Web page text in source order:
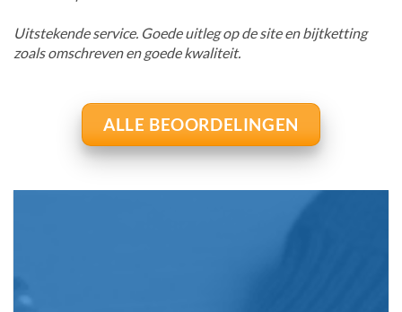
Uitstekende service. Goede uitleg op de site en bijtketting
zoals omschreven en goede kwaliteit.
ALLE BEOORDELINGEN